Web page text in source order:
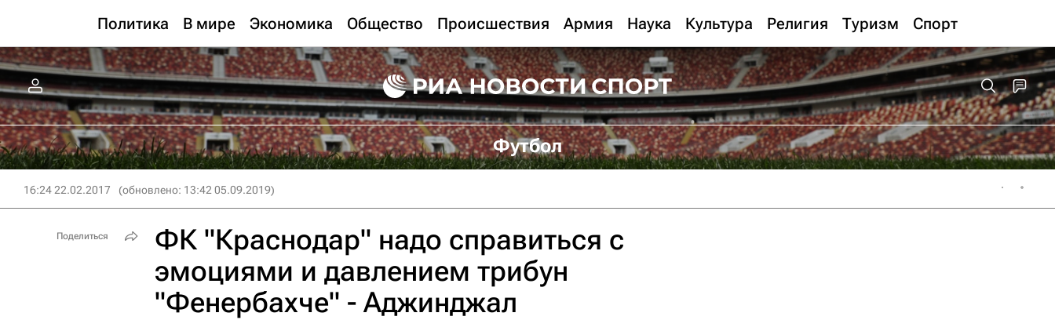
Политика В мире Экономика Общество Происшествия Армия Наука Культура Религия Туризм Спорт
Футбол
16:24 22.02.2017 (обновлено: 13:42 05.09.2019)
ФК "Краснодар" надо справиться с
эмоциями и давлением трибун
"Фенербахче" - Аджинджал
Поделиться